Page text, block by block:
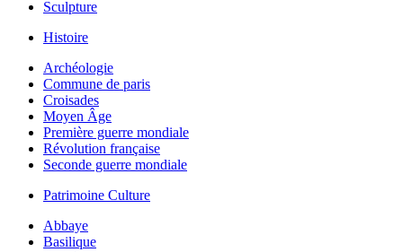
Sculpture
Histoire
Archéologie
Commune de paris
Croisades
Moyen Âge
Première guerre mondiale
Révolution française
Seconde guerre mondiale
Patrimoine Culture
Abbaye
Basilique